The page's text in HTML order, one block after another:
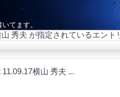
てます。
秀夫 が指定されているエント
横山 秀夫 ...